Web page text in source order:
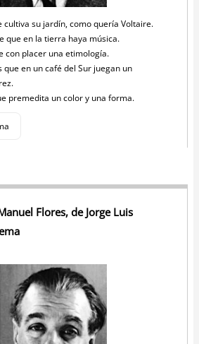
cultiva su jardín, como quería Voltaire.
que en la tierra haya música.
con placer una etimología.
que en un café del Sur juegan un
premedita un color y una forma.
Flores, de Jorge Luis